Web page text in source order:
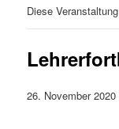
Diese
26. November 2020